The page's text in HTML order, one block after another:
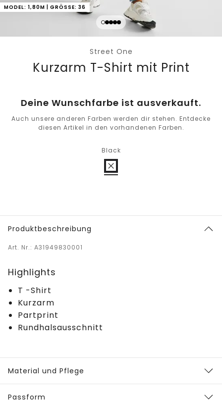
MODEL: 1,80M | GRÖSSE: 36
Street One
Kurzarm T-Shirt mit Print
Deine Wunschfarbe ist ausverkauft.
Auch unsere anderen Farben werden dir stehen. Entdecke
diesen Artikel in den vorhandenen Farben.
Black
Produktbeschreibung
Art. Nr.: A31949830001
Highlights
T -Shirt
Kurzarm
Partprint
Rundhalsausschnitt
Material und Pflege
Passform